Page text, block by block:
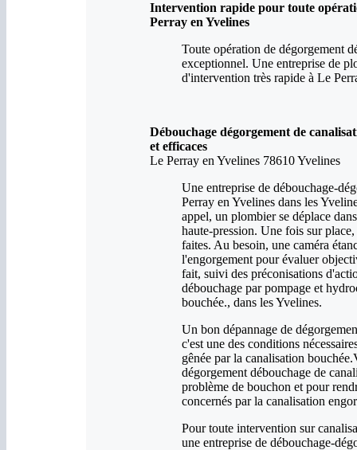
Intervention rapide pour toute
Perray en Yvelines
Toute opération de dégorgement
exceptionnel. Une entreprise de
d'intervention très rapide à Le
Débouchage dégorgement de
et efficaces
Le Perray en Yvelines 78610 Yvelines
Une entreprise de débouchage-
Perray en Yvelines dans les
appel, un plombier se déplace
haute-pression. Une fois sur
faites. Au besoin, une caméra
l'engorgement pour évaluer
fait, suivi des préconisations
débouchage par pompage et
bouchée., dans les Yvelines.
Un bon dépannage de
c'est une des conditions
gênée par la canalisation
dégorgement débouchage de
problème de bouchon et pour
concernés par la canalisation
Pour toute intervention sur
une entreprise de débouchage-